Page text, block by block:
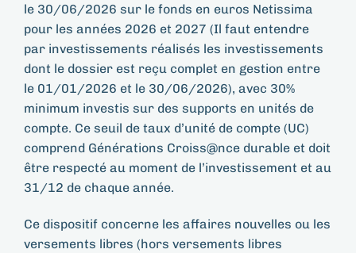
le 30/06/2026 sur le fonds en euros Netissima
pour les années 2026 et 2027 (Il faut entendre
par investissements réalisés les investissements
dont le dossier est reçu complet en gestion entre
le 01/01/2026 et le 30/06/2026), avec 30%
minimum investis sur des supports en unités de
compte. Ce seuil de taux d’unité de compte (UC)
comprend Générations Croiss@nce durable et doit
être respecté au moment de l’investissement et au
31/12 de chaque année.
Ce dispositif concerne les affaires nouvelles ou les
versements libres (hors versements libres